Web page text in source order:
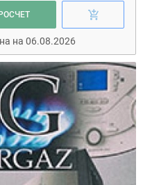
на 06.08.2026